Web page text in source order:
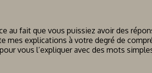
au fait que vous puissiez avoir des
mes explications à votre degré de
vous l’expliquer avec des mots